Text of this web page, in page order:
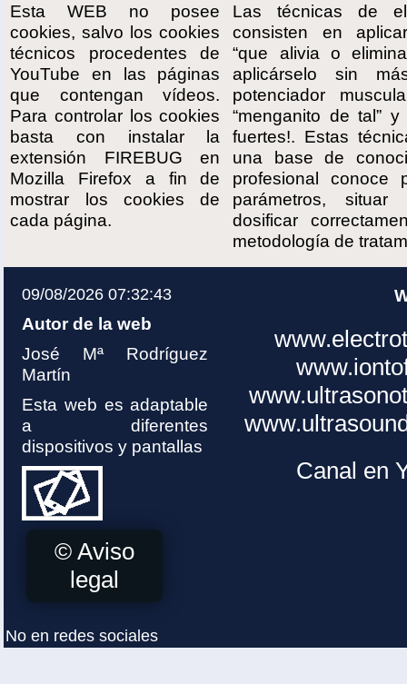
Esta WEB no posee
cookies, salvo los cookies
técnicos procedentes de
YouTube en las páginas
que contengan vídeos.
Para controlar los cookies
basta con instalar la
extensión FIREBUG en
Mozilla Firefox a fin de
mostrar los cookies de
cada página.
Las técnicas de
consisten en
“que alivia o
aplicárselo sin
potenciador
“menganito de tal”
fuertes!. Estas
una base de
profesional conoce
parámetros, situar
dosificar
metodología de
09/08/2026 07:32:43
Autor de la web
José Mª Rodríguez
Martín
Esta web es adaptable
a diferentes
dispositivos y pantallas
© Aviso
legal
Canal en
No en redes sociales